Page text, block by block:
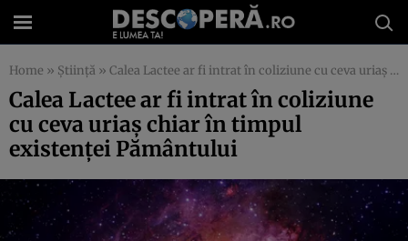
Home » Știință » Calea Lactee ar fi intrat în coliziune cu ceva uriaș chiar în timpul existenței Pământului
Calea Lactee ar fi intrat în coliziune
cu ceva uriaș chiar în timpul
existenței Pământului